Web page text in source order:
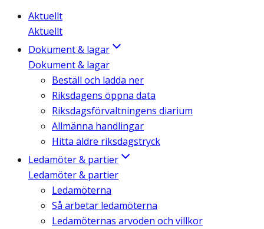
Aktuellt
Aktuellt
Dokument & lagar
Dokument & lagar
Beställ och ladda ner
Riksdagens öppna data
Riksdagsförvaltningens diarium
Allmänna handlingar
Hitta äldre riksdagstryck
Ledamöter & partier
Ledamöter & partier
Ledamöterna
Så arbetar ledamöterna
Ledamöternas arvoden och villkor